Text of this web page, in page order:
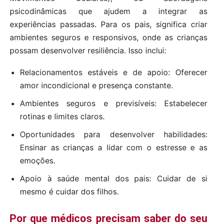
psicodinâmicas que ajudem a integrar as
experiências passadas. Para os pais, significa criar
ambientes seguros e responsivos, onde as crianças
possam desenvolver resiliência. Isso inclui:
Relacionamentos estáveis e de apoio: Oferecer
amor incondicional e presença constante.
Ambientes seguros e previsíveis: Estabelecer
rotinas e limites claros.
Oportunidades para desenvolver habilidades:
Ensinar as crianças a lidar com o estresse e as
emoções.
Apoio à saúde mental dos pais: Cuidar de si
mesmo é cuidar dos filhos.
Por que médicos precisam saber do seu